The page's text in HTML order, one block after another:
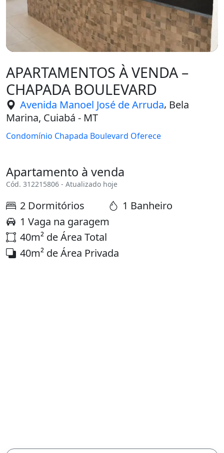
APARTAMENTOS À VENDA –
CHAPADA BOULEVARD
Avenida Manoel José de Arruda, Bela
Marina, Cuiabá - MT
Condomínio Chapada Boulevard Oferece
Apartamento à venda
Cód. 312215806 - Atualizado hoje
2 Dormitórios
1 Banheiro
1 Vaga na garagem
40m² de Área Total
40m² de Área Privada